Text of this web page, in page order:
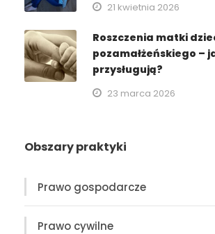
21 kwietnia 2026
Roszczenia matki
pozamałżeńskiego –
przysługują?
23 marca 2026
Obszary praktyki
Prawo gospodarcze
Prawo cywilne